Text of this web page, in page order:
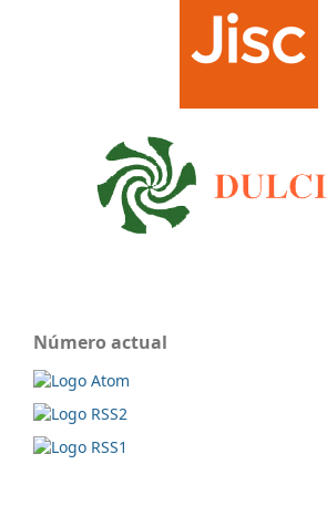
Número actual